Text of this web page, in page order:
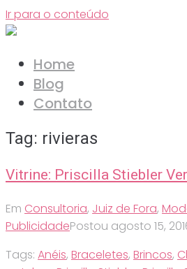
Ir para o conteúdo
Home
Blog
Contato
Tag: rivieras
Vitrine: Priscilla Stiebler
Em Consultoria, Juiz de Fora,
PublicidadePostou agosto 15,
Tags: Anéis, Braceletes, Brincos,